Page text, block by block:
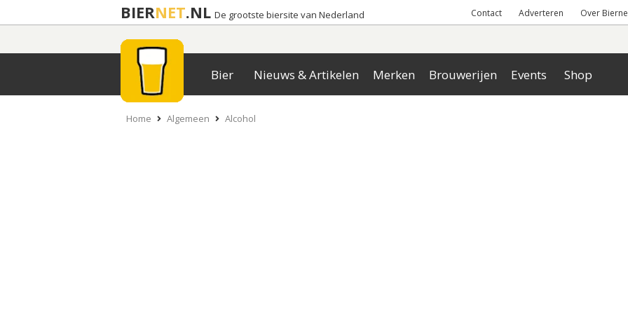
BIERNET.NL De grootste biersite van Nederland Contact Adverteren Over
Bier Nieuws & Artikelen Merken Brouwerijen Events Shop
Home Algemeen Alcohol